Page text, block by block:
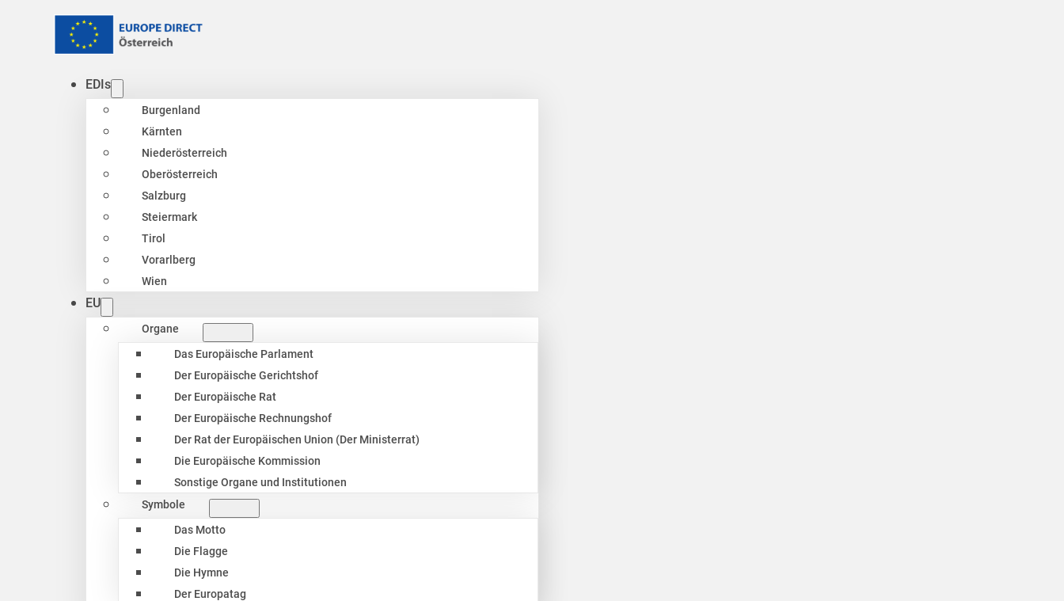
EDIs
Burgenland
Kärnten
Niederösterreich
Oberösterreich
Salzburg
Steiermark
Tirol
Vorarlberg
Wien
EU
Organe
Das Europäische Parlament
Der Europäische Gerichtshof
Der Europäische Rat
Der Europäische Rechnungshof
Der Rat der Europäischen Union (Der Ministerrat)
Die Europäische Kommission
Sonstige Organe und Institutionen
Symbole
Das Motto
Die Flagge
Die Hymne
Der Europatag